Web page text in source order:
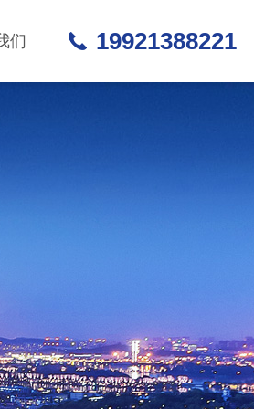
们 19921388221